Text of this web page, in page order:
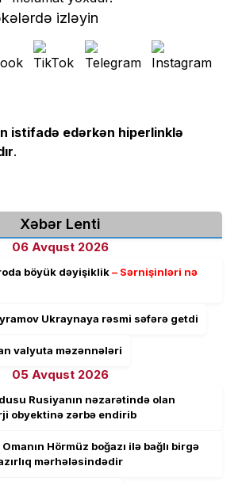
izləyin
istifadə edərkən hiperlinklə
.
Xəbər Lenti
06 Avqust 2026
böyük dəyişiklik– Sərnişinləri nə
Ukraynaya rəsmi səfərə getdi
valyuta məzənnələri
05 Avqust 2026
Rusiyanın nəzarətində olan
obyektinə zərbə endirib
Hörmüz boğazı ilə bağlı birgə
mərhələsindədir